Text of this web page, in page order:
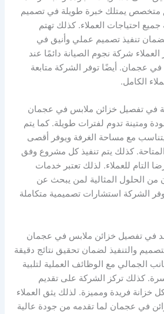
متخصص يمتلك خبرة طويلة في تصميم
احتياجات العملاء. كذلك تهتم
تنفيذ تصميم عملي وأنيق في
شركة نجوم الصيانة دائمًا عند
عجمان. أيضًا توفر الشركة متابعة
الكامل.
في تفصيل خزائن ملابس في عجمان
ومتينة تدوم لفترات طويلة. كما يتم
مع مساحة الغرفة ويوفر أقصى
كذلك يتم تنفيذ كل مشروع وفق
التام للعملاء. لذلك تعتبر خدمات
الحلول المثالية لمن يبحث عن
توفر الشركة استشارات تصميمية متكاملة
في تفصيل خزائن ملابس في عجمان
والتنفيذ لضمان تحقيق نتائج دقيقة
الجمالي مع الوظائف العملية لتلبية
كذلك تركز الشركة على تقديم
خزانة فريدة ومميزة. لذلك يثق العملاء
في عجمان لما تقدمه من جودة عالية